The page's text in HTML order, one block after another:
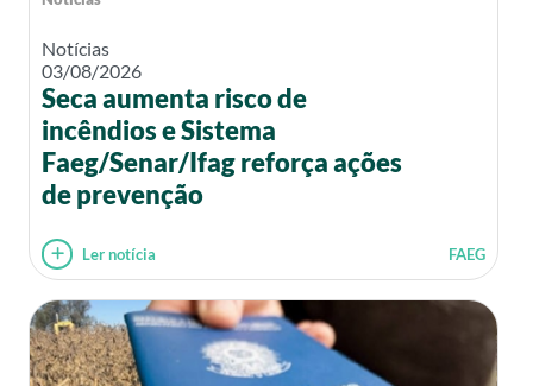
Notícias
03/08/2026
Seca aumenta risco de
incêndios e Sistema
Faeg/Senar/Ifag reforça ações
de prevenção
Ler notícia FAEG